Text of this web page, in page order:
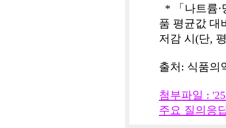
*
「 나트륨·
품 평균값 대
저감 시(단,
출처: 식품의
첨부파일 :
주요 질의응